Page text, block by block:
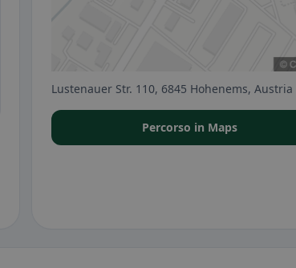
Lustenauer Str. 110, 6845 Hohenems, Austria
Percorso in Maps